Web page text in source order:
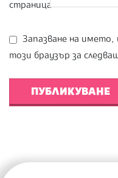
страница
Запазване на името,
този браузър за